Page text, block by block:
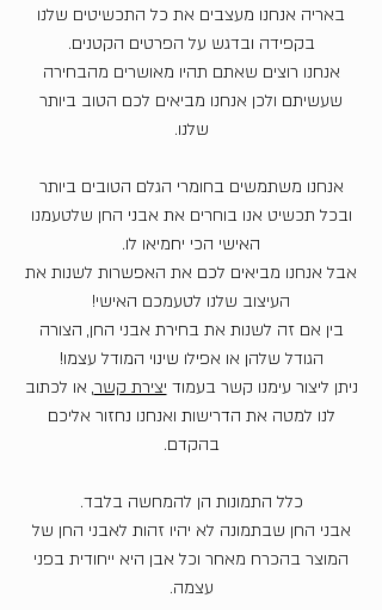
באריה אנחנו מעצבים את כל התכשיטים שלנו
בקפידה ובדגש על הפרטים הקטנים.
אנחנו רוצים שאתם תהיו מאושרים מהבחירה
שעשיתם ולכן אנחנו מביאים לכם הטוב ביותר
שלנו.
אנחנו משתמשים בחומרי הגלם הטובים ביותר
ובכל תכשיט אנו בוחרים את אבני החן שלטעמנו
האישי הכי יחמיאו לו.
אבל אנחנו מביאים לכם את האפשרות לשנות את
העיצוב שלנו לטעמכם האישי!
בין אם זה לשנות את בחירת אבני החן, הצורה
הגודל שלהן או אפילו שינוי המודל עצמו!
ניתן ליצור עימנו קשר בעמוד יצירת קשר, או לכתוב
לנו למטה את הדרישות ואנחנו נחזור אליכם
בהקדם.
כלל התמונות הן להמחשה בלבד.
אבני החן שבתמונה לא יהיו זהות לאבני החן של
המוצר בהכרח מאחר וכל אבן היא ייחודית בפני
עצמה.